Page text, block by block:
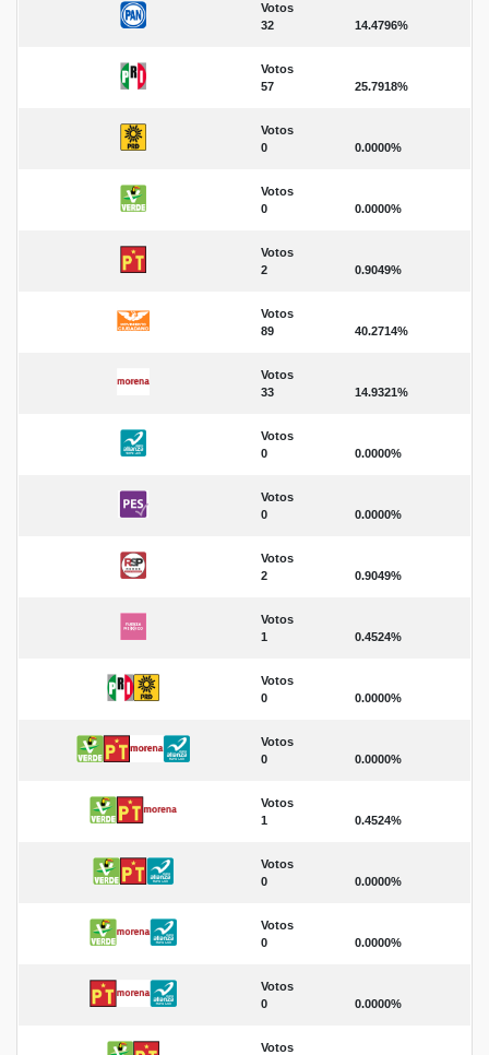
Votos
32
14.4796%
Votos
57
25.7918%
Votos
0
0.0000%
Votos
0
0.0000%
Votos
2
0.9049%
Votos
89
40.2714%
Votos
33
14.9321%
Votos
0
0.0000%
Votos
0
0.0000%
Votos
2
0.9049%
Votos
1
0.4524%
Votos
0
0.0000%
Votos
0
0.0000%
Votos
1
0.4524%
Votos
0
0.0000%
Votos
0
0.0000%
Votos
0
0.0000%
Votos